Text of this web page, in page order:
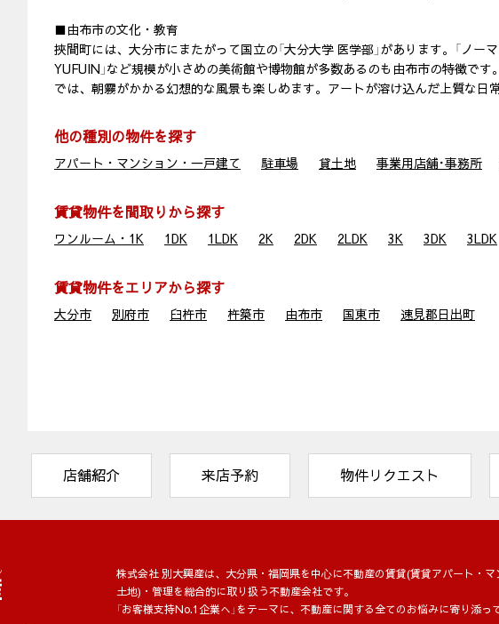
■由布市の文化・教育
挾間町には、大分市にまたがって国立の「大分大学 医学部」があります。「ノー
YUFUIN」など規模が小さめの美術館や博物館が多数あるのも由布市の特徴で
では、朝霧がかかる幻想的な風景も楽しめます。アートが溶け込んだ上質な日
他の種別の物件を探す
アパート・マンション・一戸建て 駐車場 貸土地 事業用店舗･事務所
賃貸物件を間取りから探す
ワンルーム・1K 1DK 1LDK 2K 2DK 2LDK 3K 3DK 3LDK
賃貸物件をエリアから探す
大分市 別府市 臼杵市 杵築市 由布市 国東市 速見郡日出町
店舗紹介 来店予約 物件リクエスト
株式会社 別大興産は、大分県・福岡県を中⼼に不動産の賃貸(賃貸アパート・
土地)・管理を総合的に取り扱う不動産会社です。
「お客様支持No.1企業へ」をテーマに、不動産に関する全てのお悩みに寄り添っ